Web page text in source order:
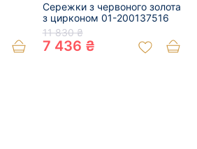
Сережки з червоного золота
з цирконом 01-200137516
11 830 ₴
7 436 ₴